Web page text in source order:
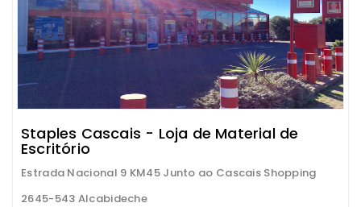
Staples Cascais - Loja de Material de
Escritório
Estrada Nacional 9 KM45 Junto ao Cascais Shopping
2645-543 Alcabideche